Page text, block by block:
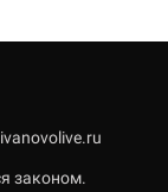
законом.